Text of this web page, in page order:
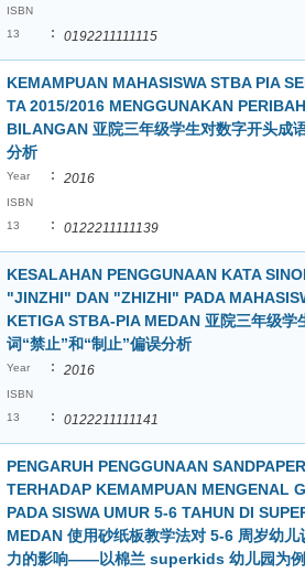
ISBN
13
: 0192211111115
KEMAMPUAN MAHASISWA STBA PIA
TA 2015/2016 MENGGUNAKAN
BILANGAN 亚院三年级学生对数字开头成
分析
Year : 2016
ISBN
13
: 0122211111139
KESALAHAN PENGGUNAAN KATA
"JINZHI" DAN "ZHIZHI" PADA
KETIGA STBA-PIA MEDAN 亚院三年级学
词“禁止”和“制止”偏误分析
Year : 2016
ISBN
13
: 0122211111141
PENGARUH PENGGUNAAN
TERHADAP KEMAMPUAN MENGENAL
PADA SISWA UMUR 5-6 TAHUN DI
MEDAN 使用砂纸板教学法对 5-6 周岁幼儿
力的影响——以棉兰 superkids 幼儿园为例